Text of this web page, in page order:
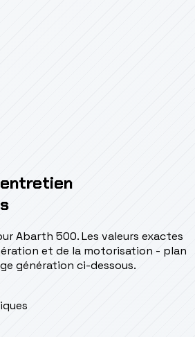
Abarth 500. Les valeurs exactes
et de la motorisation - plan
génération ci-dessous.